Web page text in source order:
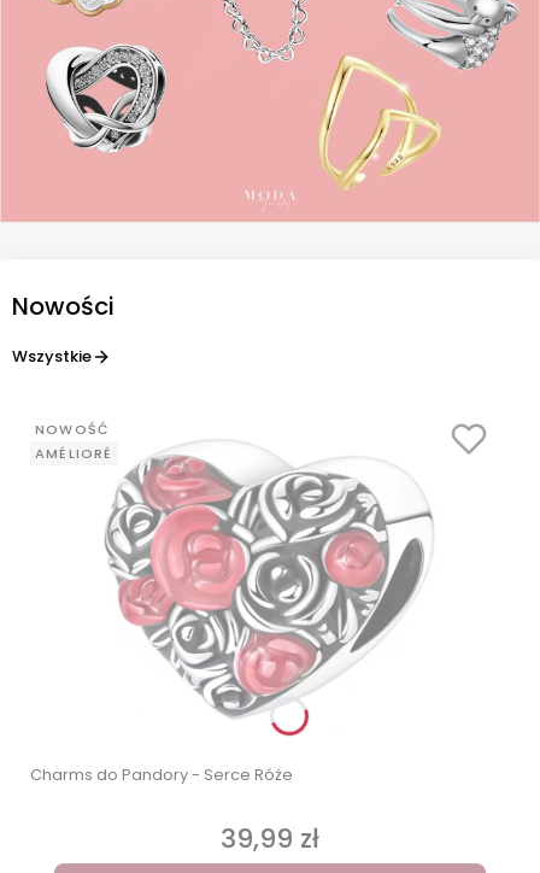
Nowości
Wszystkie
NOWOŚĆ
AMÉLIORÉ
Charms do Pandory - Serce Róże
Cena
39,99 zł